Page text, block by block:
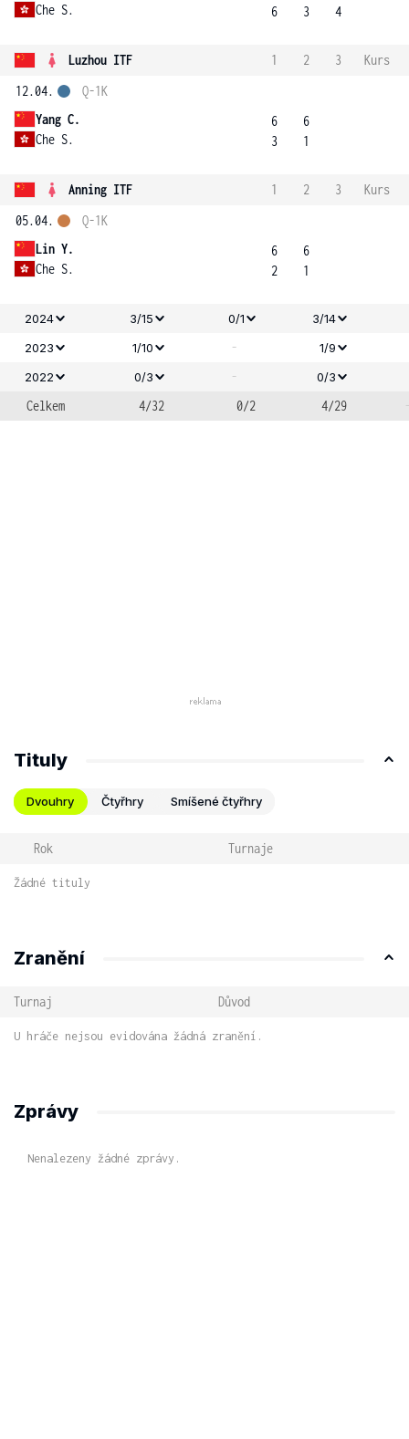
Che S.
6
3
4
Luzhou ITF 1 2 3
Kurs
12.04.
Yang C.
Che S.
Q-1K
6
3
6
1
Anning ITF 1 2 3
Kurs
05.04.
Lin Y.
Che S.
Q-1K
6
2
6
1
2024 3/15 0/1
3/14
2023
1/10 -
1/9
2022
0/3 - 0/3
Celkem 4/32 0/2 4/29
Tituly
Dvouhry Čtyřhry Smíšené čtyřhry
Rok Turnaje
Žádné tituly
Zranění
Turnaj Důvod
U hráče nejsou evidována žádná zranění.
Zprávy
Nenalezeny žádné zprávy.